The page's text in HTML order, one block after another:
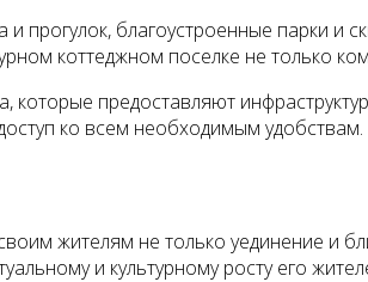
прогулок, благоустроенные парки
коттеджном поселке не только
которые предоставляют
ко всем необходимым удобствам.
жителям не только уединение и
и культурному росту его